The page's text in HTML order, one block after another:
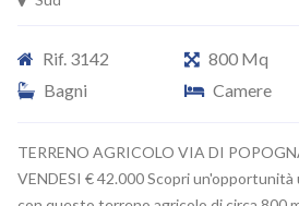
Rif. 3142
800 Mq
Bagni
Camere
TERRENO AGRICOLO VIA DI
VENDESI € 42.000 Scopri un'opportunità